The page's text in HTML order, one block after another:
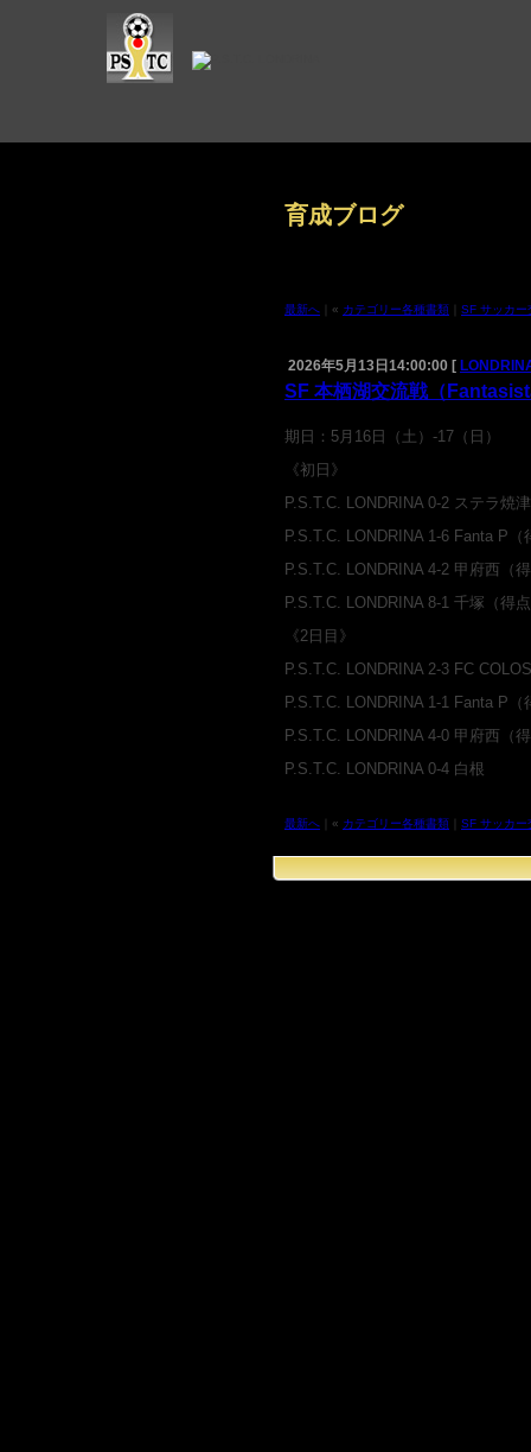
育成ブログ
最新へ ｜« カテゴリー各種書類 SF サッカー
2026年5月13日14:00:00 [
SF 本栖湖交流戦（
期日：5月16日（土）-17（日）
《初日》
P.S.T.C. LONDRINA 0-2 ステラ焼津
P.S.T.C. LONDRINA 1-6 Fanta P
P.S.T.C. LONDRINA 4-2 甲府西（
P.S.T.C. LONDRINA 8-1 千塚（得
《2日目》
P.S.T.C. LONDRINA 2-3 FC
P.S.T.C. LONDRINA 1-1 Fanta P（
P.S.T.C. LONDRINA 4-0 甲府西（
P.S.T.C. LONDRINA 0-4 白根
最新へ ｜« カテゴリー各種書類 SF サッカー